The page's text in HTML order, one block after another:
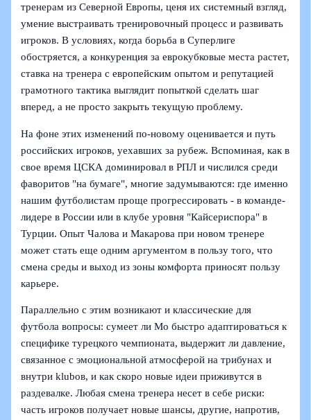
тренерам из Северной Европы, ценя их системный взгляд,
умение выстраивать тренировочный процесс и развивать
игроков. В условиях, когда борьба в Суперлиге
обостряется, а конкуренция за еврокубковые места растет,
ставка на тренера с европейским опытом и репутацией
грамотного тактика выглядит попыткой сделать шаг
вперед, а не просто закрыть текущую проблему.
На фоне этих изменений по-новому оценивается и путь
российских игроков, уехавших за рубеж. Вспоминая, как в
свое время ЦСКА доминировал в РПЛ и числился среди
фаворитов "на бумаге", многие задумываются: где именно
нашим футболистам проще прогрессировать - в команде-
лидере в России или в клубе уровня "Кайсериспора" в
Турции. Опыт Чалова и Макарова при новом тренере
может стать еще одним аргументом в пользу того, что
смена среды и выход из зоны комфорта приносят пользу
карьере.
Параллельно с этим возникают и классические для
футбола вопросы: сумеет ли Мо быстро адаптироваться к
специфике турецкого чемпионата, выдержит ли давление,
связанное с эмоциональной атмосферой на трибунах и
внутри klubов, и как скоро новые идеи приживутся в
раздевалке. Любая смена тренера несет в себе риски:
часть игроков получает новые шансы, другие, напротив,